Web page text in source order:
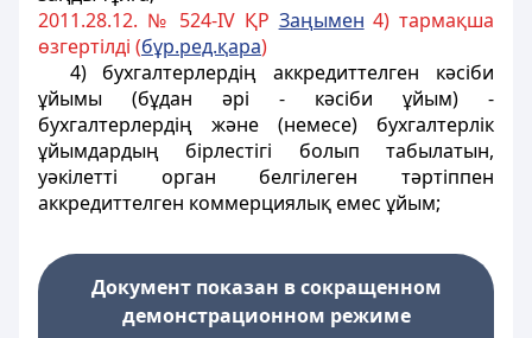
2011.28.12. № 524-ІV ҚР Заңымен 4) тармақша
өзгертілді (бұр.ред.қара)
4) бухгалтерлердің аккредиттелген кәсіби
ұйымы (бұдан әрі - кәсіби ұйым) -
бухгалтерлердің және (немесе) бухгалтерлік
ұйымдардың бірлестігі болып табылатын,
уәкілетті орган белгілеген тәртіппен
аккредиттелген коммерциялық емес ұйым;
Документ показан в сокращенном
демонстрационном режиме